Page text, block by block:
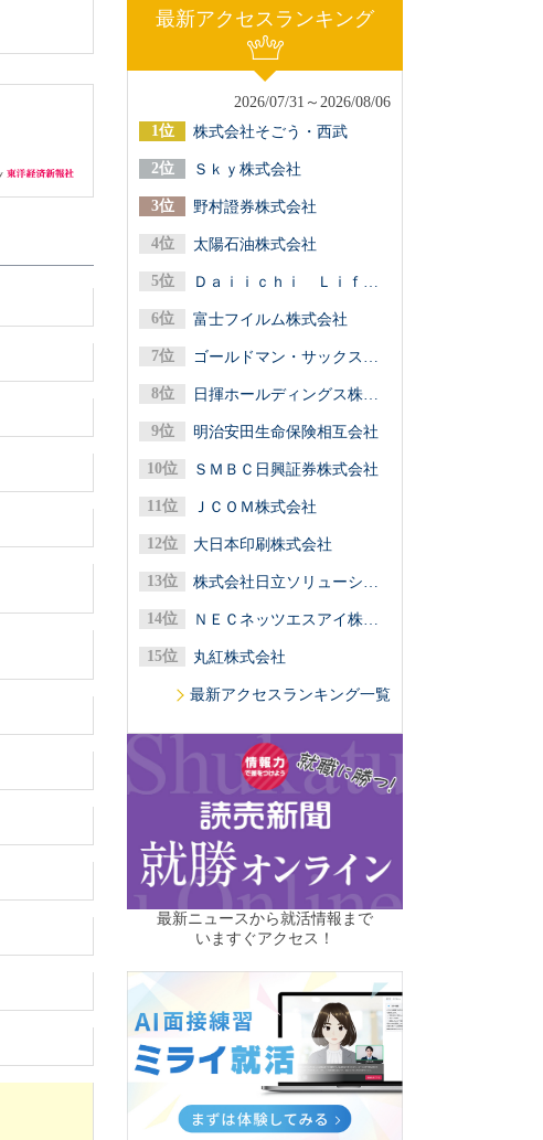
最新アクセスランキング
2026/07/31～2026/08/06
株式会社そごう・西武
Ｓｋｙ株式会社
野村證券株式会社
太陽石油株式会社
Ｄａｉｉｃｈｉ Ｌｉｆｅグループ（第一ライフグループ／第一生命保険）
富士フイルム株式会社
ゴールドマン・サックス証券株式会社
日揮ホールディングス株式会社
明治安田生命保険相互会社
ＳＭＢＣ日興証券株式会社
ＪＣＯＭ株式会社
大日本印刷株式会社
株式会社日立ソリューションズ
ＮＥＣネッツエスアイ株式会社
丸紅株式会社
最新アクセスランキング一覧
最新ニュースから就活情報まで
いますぐアクセス！